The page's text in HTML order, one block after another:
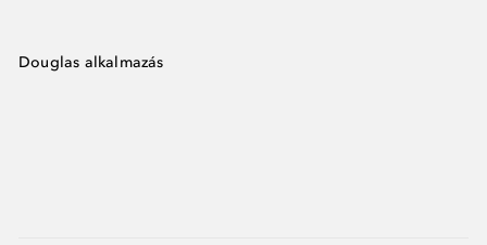
Douglas alkalmazás